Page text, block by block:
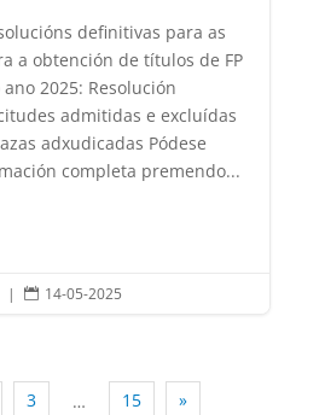
definitivas para as
a obtención de títulos de FP
ano 2025: Resolución
admitidas e excluídas
adxudicadas Pódese
completa premendo...
|  14-05-2025
3 … 15 »